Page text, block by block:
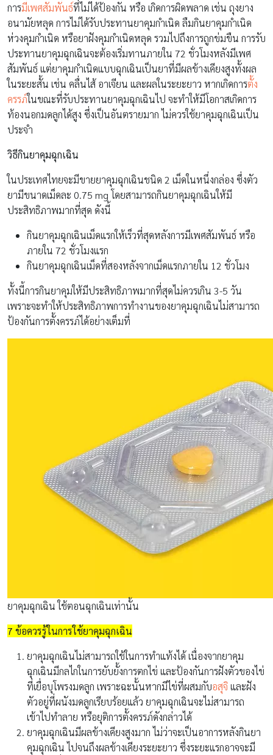
การมีเพศสัมพันธ์ที่ไม่ได้ป้องกัน หรือ เกิดการผิดพลาด เช่น ถุงยาง
อนามัยหลุด การไม่ได้รับประทานยาคุมกำเนิด ลืมกินยาคุมกำเนิด
ห่วงคุมกำเนิด หรือยาฝังคุมกำเนิดหลุด รวมไปถึงการถูกข่มขืน การรับ
ประทานยาคุมฉุกเฉินจะต้องเริ่มทานภายใน 72 ชั่วโมงหลังมีเพศ
สัมพันธ์ แต่ยาคุมกำเนิดแบบฉุกเฉินเป็นยาที่มีผลข้างเคียงสูงทั้งผล
ในระยะสั้น เช่น คลื่นไส้ อาเจียน และผลในระยะยาว หากเกิดการตั้ง
ครรภ์ในขณะที่รับประทานยาคุมฉุกเฉินไป จะทำให้มีโอกาสเกิดการ
ท้องนอกมดลูกได้สูง ซึ่งเป็นอันตรายมาก ไม่ควรใช้ยาคุมฉุกเฉินเป็น
ประจำ
วิธีกินยาคุมฉุกเฉิน
ในประเทศไทยจะมีขายยาคุมฉุกเฉินชนิด 2 เม็ดในหนึ่งกล่อง ซึ่งตัว
ยามีขนาดเม็ดละ 0.75 mg โดยสามารถกินยาคุมฉุกเฉินให้มี
ประสิทธิภาพมากที่สุด ดังนี้
กินยาคุมฉุกเฉินเม็ดแรกให้เร็วที่สุดหลังการมีเพศสัมพันธ์ หรือ
ภายใน 72 ชั่วโมงแรก
กินยาคุมฉุกเฉินเม็ดที่สองหลังจากเม็ดแรกภายใน 12 ชั่วโมง
ทั้งนี้การกินยาคุมให้มีประสิทธิภาพมากที่สุดไม่ควรเกิน 3-5 วัน
เพราะจะทำให้ประสิทธิภาพการทำงานของยาคุมฉุกเฉินไม่สามารถ
ป้องกันการตั้งครรภ์ได้อย่างเต็มที่
ยาคุมฉุกเฉิน ใช้ตอนฉุกเฉินเท่านั้น
7 ข้อควรรู้ในการใช้ยาคุมฉุกเฉิน
ยาคุมฉุกเฉินไม่สามารถใช้ในการทำแท้งได้ เนื่องจากยาคุม
ฉุกเฉินมีกลไกในการยับยั้งการตกไข่ และป้องกันการฝังตัวของไข่
ที่เยื่อบุโพรงมดลูก เพราะฉะนั้นหากมีไข่ที่ผสมกับอสุจิและฝัง
ตัวอยู่ที่ผนังมดลูกเรียบร้อยแล้ว ยาคุมฉุกเฉินจะไม่สามารถ
เข้าไปทำลาย หรือยุติการตั้งครรภ์ดังกล่าวได้
ยาคุมฉุกเฉินมีผลข้างเคียงสูงมาก ไม่ว่าจะเป็นอาการหลังกินยา
คุมฉุกเฉิน ไปจนถึงผลข้างเคียงระยะยาว ซึ่งระยะแรกอาจจะมี